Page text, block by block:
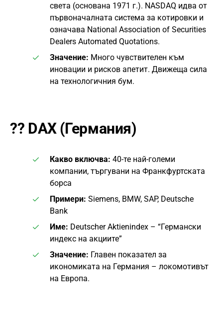
света (основана 1971 г.). NASDAQ идва от
първоначалната система за котировки и
означава National Association of Securities
Dealers Automated Quotations.
Значение: Много чувствителен към
иновации и рисков апетит. Движеща сила
на технологичния бум.
?? DAX (Германия)
Какво включва: 40-те най-големи
компании, търгувани на Франкфуртската
борса
Примери: Siemens, BMW, SAP, Deutsche
Bank
Име: Deutscher Aktienindex – “Германски
индекс на акциите”
Значение: Главен показател за
икономиката на Германия – локомотивът
на Европа.